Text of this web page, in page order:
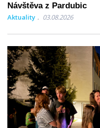
Návštěva z Pardubic
Aktuality 03.08.2026